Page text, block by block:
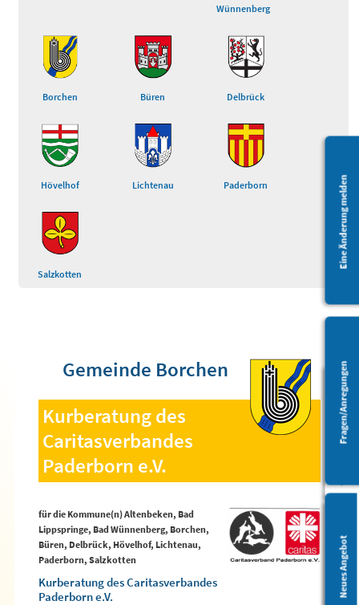
Leichte Sprache
Barrierefreiheit
Eine Änderung melden
Neues Angebot
Fragen/Anregungen
Wünnenberg
Borchen Büren Delbrück
Hövelhof Lichtenau Paderborn
Salzkotten
Gemeinde Borchen
Kurberatung des
Caritasverbandes
Paderborn e.V.
für die Kommune(n) Altenbeken, Bad
Lippspringe, Bad Wünnenberg, Borchen,
Büren, Delbrück, Hövelhof, Lichtenau,
Paderborn, Salzkotten
Kurberatung des Caritasverbandes
Paderborn e.V.